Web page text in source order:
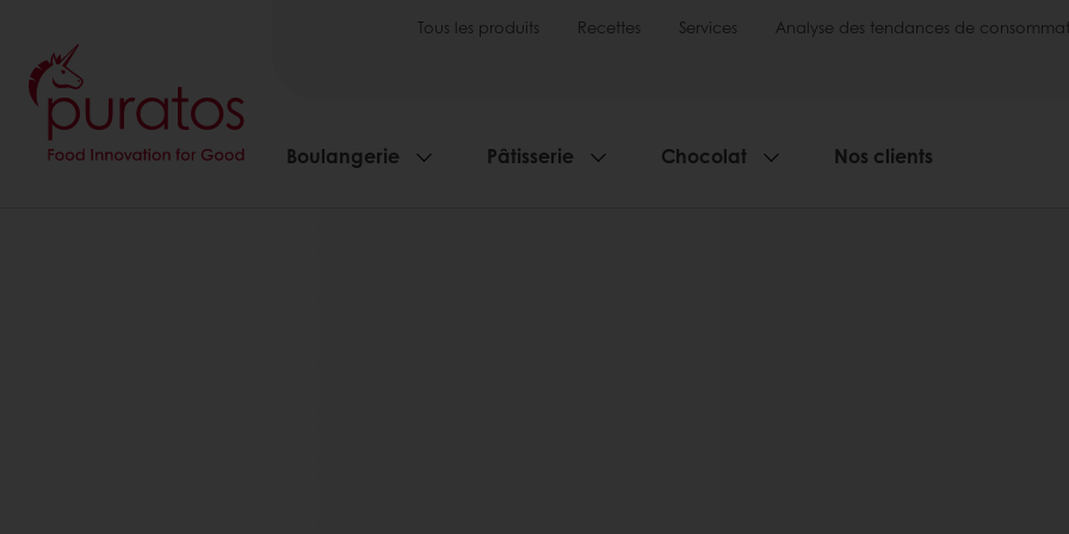
Tous les produits Recettes Services Analyse des tendances de
Boulangerie Pâtisserie Chocolat Nos clients